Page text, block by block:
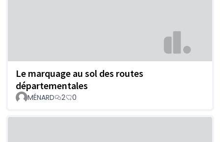
Le marquage au sol des routes
départementales
MÉNARD 2 0